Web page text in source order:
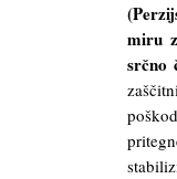
miru
srčno